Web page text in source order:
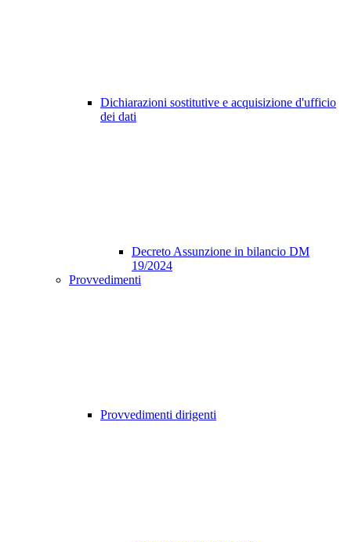
Dichiarazioni sostitutive e acquisizione d'ufficio
dei dati
Decreto Assunzione in bilancio DM
19/2024
Provvedimenti
Provvedimenti dirigenti